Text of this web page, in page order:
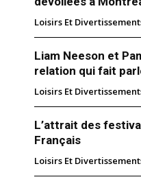
Loisirs Et
Liam Neeson et
relation qui fait
Loisirs Et
L’attrait des
Français
Loisirs Et